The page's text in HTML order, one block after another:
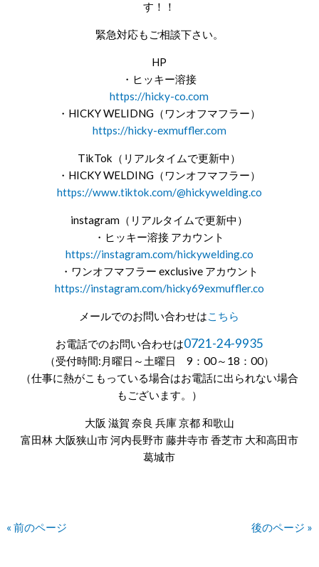
す！！
緊急対応もご相談下さい。
HP
・ヒッキー溶接
https://hicky-co.com
・HICKY WELIDNG（ワンオフマフラー）
https://hicky-exmuffler.com
TikTok（リアルタイムで更新中）
・HICKY WELDING（ワンオフマフラー）
https://www.tiktok.com/@hickywelding.co
instagram（リアルタイムで更新中）
・ヒッキー溶接 アカウント
https://instagram.com/hickywelding.co
・ワンオフマフラー exclusive アカウント
https://instagram.com/hicky69exmuffler.co
メールでのお問い合わせはこちら
お電話でのお問い合わせは0721-24-9935
（受付時間:月曜日～土曜日 9：00～18：00）
（仕事に熱がこもっている場合はお電話に出られない場合
もございます。）
大阪 滋賀 奈良 兵庫 京都 和歌山
富田林 大阪狭山市 河内長野市 藤井寺市 香芝市 大和高田市
葛城市
« 前のページ 後のページ »